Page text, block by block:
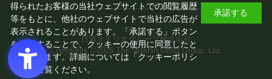
日清オイリオグループ株式会社
Copyrights ©2026 The Nisshin OilliO Group, Ltd.
得られたお客様の当社ウェブサイトでの閲覧履歴
等をもとに、他社のウェブサイトで当社の広告が
表示されることがあります。「承諾する」ボタン
を押下することで、クッキーの使用に同意したと
みなされます。詳細については「クッキーポリシ
ー
」をご覧ください。
承諾する